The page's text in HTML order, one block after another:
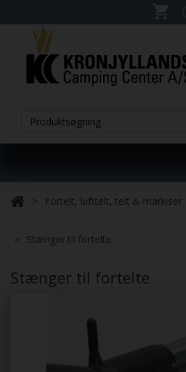
Fortelt, lufttelt, telt & markiser
Stænger til fortelte
Stænger til fortelte